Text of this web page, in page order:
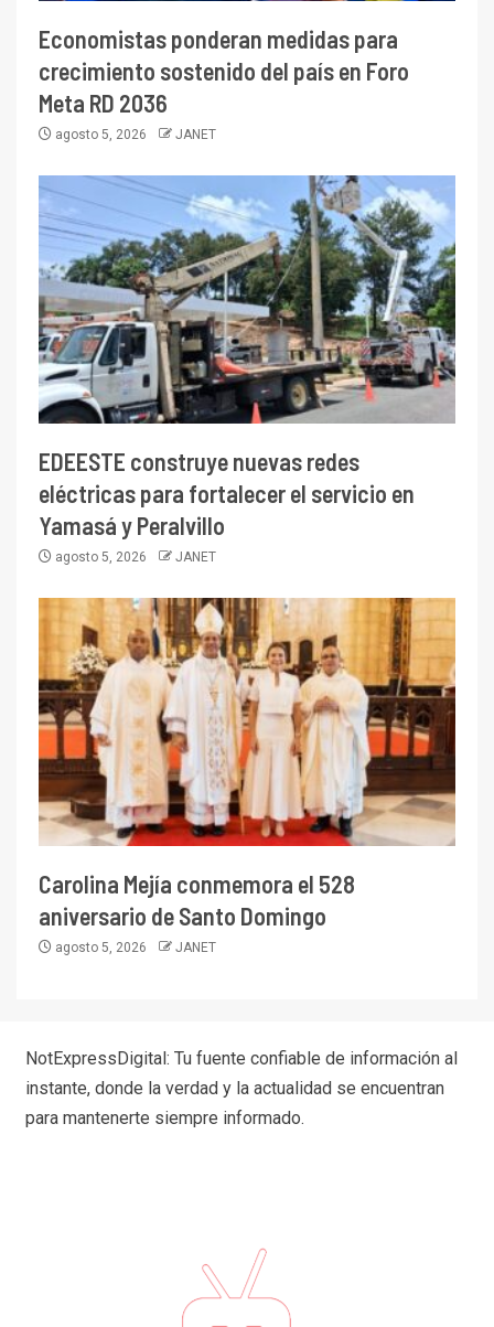
Economistas ponderan medidas para
crecimiento sostenido del país en Foro
Meta RD 2036
agosto 5, 2026 JANET
EDEESTE construye nuevas redes
eléctricas para fortalecer el servicio en
Yamasá y Peralvillo
agosto 5, 2026 JANET
Carolina Mejía conmemora el 528
aniversario de Santo Domingo
agosto 5, 2026 JANET
NotExpressDigital: Tu fuente confiable de información al
instante, donde la verdad y la actualidad se encuentran
para mantenerte siempre informado.